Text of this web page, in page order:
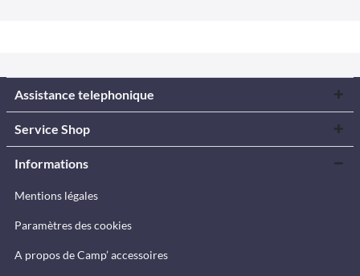
Assistance telephonique
Service Shop
Informations
Mentions légales
Paramètres des cookies
A propos de Camp’ accessoires